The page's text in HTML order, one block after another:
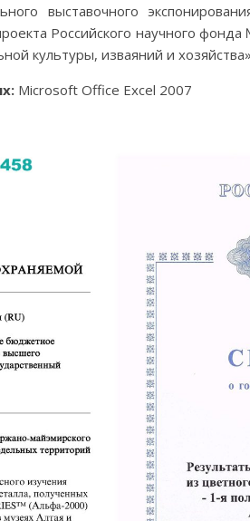
выставочного
Российского научного
культуры, изваяний и
Microsoft Office Excel 2007